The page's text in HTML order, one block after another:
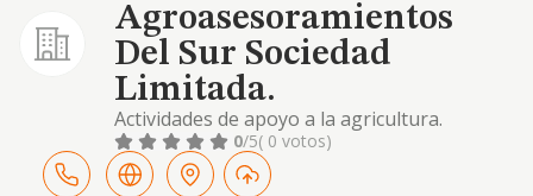
Agroasesoramientos
Del Sur Sociedad
Limitada.
Actividades de apoyo a la agricultura.
actividades inmobiliarias
0/5( 0 votos)